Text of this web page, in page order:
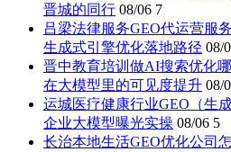
晋城的同行 08/06 7
吕梁法律服务GEO代运营服
生成式引擎优化落地路径 08/
晋中教育培训做AI搜索优化
在大模型里的可见度提升 08/
运城医疗健康行业GEO（生
企业大模型曝光实操 08/06 5
长治本地生活GEO优化公司